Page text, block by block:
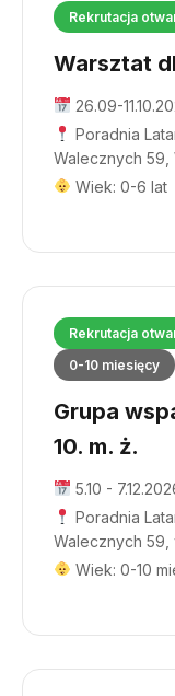
Rekrutacja
Warsztat
26.09-
Poradnia
Walecznych 59,
Wiek: 0-6 lat
Rekrutacja
0-10 miesięcy
Grupa
10. m. ż.
5.10 -
Poradnia
Walecznych 59,
Wiek: 0-10